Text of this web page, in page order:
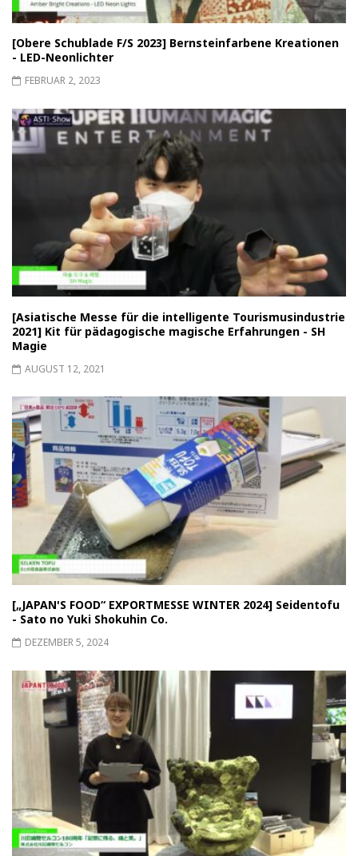
[Obere Schublade F/S 2023] Bernsteinfarbene Kreationen
- LED-Neonlichter
FEBRUAR 2, 2023
[Asiatische Messe für die intelligente Tourismusindustrie
2021] Kit für pädagogische magische Erfahrungen - SH
Magie
AUGUST 12, 2021
[„JAPAN'S FOOD“ EXPORTMESSE WINTER 2024] Seidentofu
- Sato no Yuki Shokuhin Co.
DEZEMBER 5, 2024